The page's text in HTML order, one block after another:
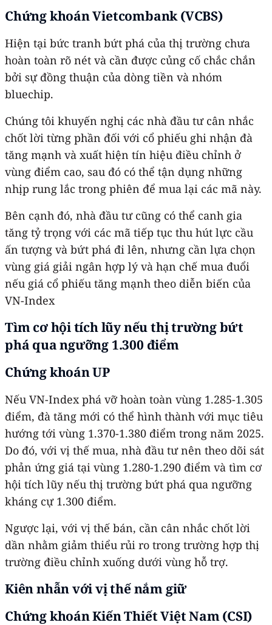
Chứng khoán Vietcombank (VCBS)
Hiện tại bức tranh bứt phá của thị trường chưa
hoàn toàn rõ nét và cần được củng cố chắc chắn
bởi sự đồng thuận của dòng tiền và nhóm
bluechip.
Chúng tôi khuyến nghị các nhà đầu tư cân nhắc
chốt lời từng phần đối với cổ phiếu ghi nhận đà
tăng mạnh và xuất hiện tín hiệu điều chỉnh ở
vùng điểm cao, sau đó có thể tận dụng những
nhịp rung lắc trong phiên để mua lại các mã này.
Bên cạnh đó, nhà đầu tư cũng có thể canh gia
tăng tỷ trọng với các mã tiếp tục thu hút lực cầu
ấn tượng và bứt phá đi lên, nhưng cần lựa chọn
vùng giá giải ngân hợp lý và hạn chế mua đuổi
nếu giá cổ phiếu tăng mạnh theo diễn biến của
VN-Index
Tìm cơ hội tích lũy nếu thị trường bứt
phá qua ngưỡng 1.300 điểm
Chứng khoán UP
Nếu VN-Index phá vỡ hoàn toàn vùng 1.285-1.305
điểm, đà tăng mới có thể hình thành với mục tiêu
hướng tới vùng 1.370-1.380 điểm trong năm 2025.
Do đó, với vị thế mua, nhà đầu tư nên theo dõi sát
phản ứng giá tại vùng 1.280-1.290 điểm và tìm cơ
hội tích lũy nếu thị trường bứt phá qua ngưỡng
kháng cự 1.300 điểm.
Ngược lại, với vị thế bán, cần cân nhắc chốt lời
dần nhằm giảm thiểu rủi ro trong trường hợp thị
trường điều chỉnh xuống dưới vùng hỗ trợ.
Kiên nhẫn với vị thế nắm giữ
Chứng khoán Kiến Thiết Việt Nam (CSI)